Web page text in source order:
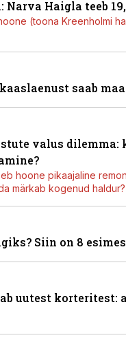
Narva Haigla teeb
(toona Kreenholmi
saab
valus dilemma:
hoone pikaajaline
märkab kogenud
Siin on 8
uutest korteritest: